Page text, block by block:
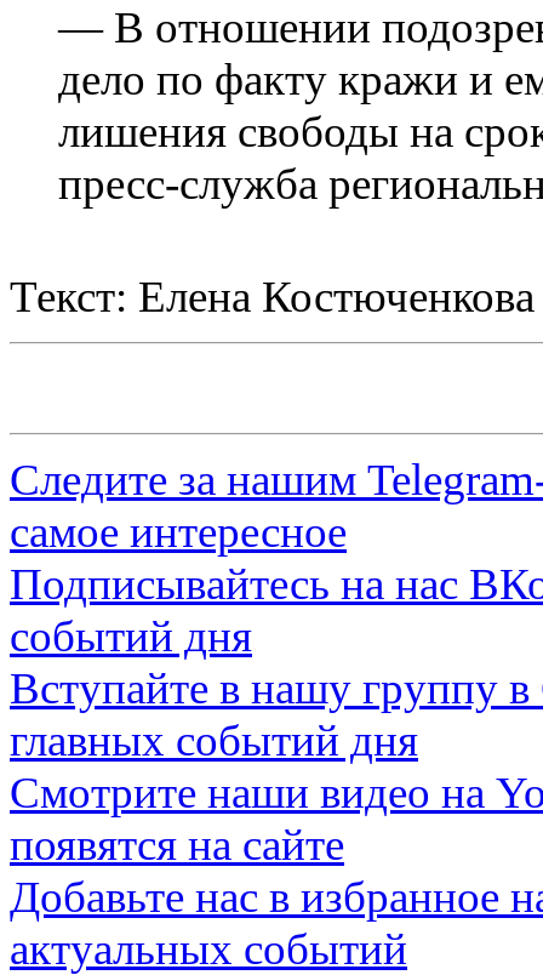
— В отношении
дело по факту кражи и
лишения свободы на
пресс-служба
Текст: Елена Костюченкова
Следите за нашим
самое интересное
Подписывайтесь на нас
событий дня
Вступайте в нашу группу в
главных событий дня
Смотрите наши видео на
появятся на сайте
Добавьте нас в избранное
актуальных событий